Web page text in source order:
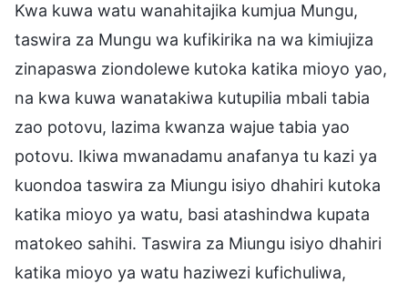
Kwa kuwa watu wanahitajika kumjua Mungu,
taswira za Mungu wa kufikirika na wa kimiujiza
zinapaswa ziondolewe kutoka katika mioyo yao,
na kwa kuwa wanatakiwa kutupilia mbali tabia
zao potovu, lazima kwanza wajue tabia yao
potovu. Ikiwa mwanadamu anafanya tu kazi ya
kuondoa taswira za Miungu isiyo dhahiri kutoka
katika mioyo ya watu, basi atashindwa kupata
matokeo sahihi. Taswira za Miungu isiyo dhahiri
katika mioyo ya watu haziwezi kufichuliwa,